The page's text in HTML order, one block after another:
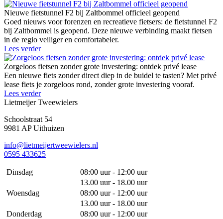
Nieuwe fietstunnel F2 bij Zaltbommel officieel geopend
Goed nieuws voor forenzen en recreatieve fietsers: de fietstunnel F2
bij Zaltbommel is geopend. Deze nieuwe verbinding maakt fietsen
in de regio veiliger en comfortabeler.
Lees verder
Zorgeloos fietsen zonder grote investering: ontdek privé lease
Een nieuwe fiets zonder direct diep in de buidel te tasten? Met privé
lease fiets je zorgeloos rond, zonder grote investering vooraf.
Lees verder
Lietmeijer Tweewielers
Schoolstraat 54
9981 AP Uithuizen
info@lietmeijertweewielers.nl
0595 433625
Dinsdag
08:00 uur - 12:00 uur
13.00 uur - 18.00 uur
Woensdag
08:00 uur - 12:00 uur
13.00 uur - 18.00 uur
Donderdag
08:00 uur - 12:00 uur